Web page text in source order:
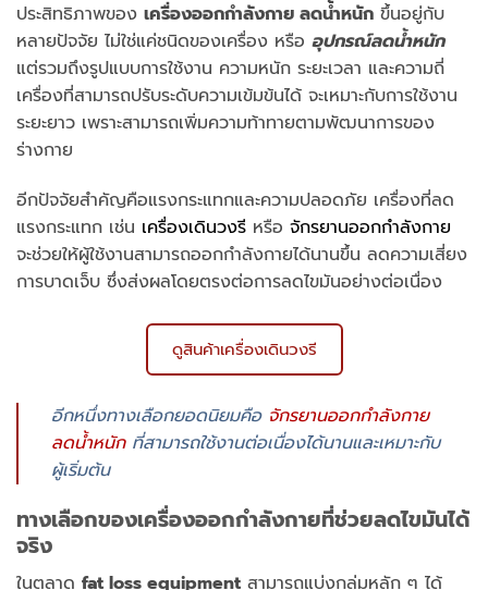
ประสิทธิภาพของ เครื่องออกกำลังกาย ลดน้ำหนัก ขึ้นอยู่กับ
หลายปัจจัย ไม่ใช่แค่ชนิดของเครื่อง หรือ อุปกรณ์ลดน้ำหนัก
แต่รวมถึงรูปแบบการใช้งาน ความหนัก ระยะเวลา และความถี่
เครื่องที่สามารถปรับระดับความเข้มข้นได้ จะเหมาะกับการใช้งาน
ระยะยาว เพราะสามารถเพิ่มความท้าทายตามพัฒนาการของ
ร่างกาย
อีกปัจจัยสำคัญคือแรงกระแทกและความปลอดภัย เครื่องที่ลด
แรงกระแทก เช่น เครื่องเดินวงรี หรือ จักรยานออกกำลังกาย
จะช่วยให้ผู้ใช้งานสามารถออกกำลังกายได้นานขึ้น ลดความเสี่ยง
การบาดเจ็บ ซึ่งส่งผลโดยตรงต่อการลดไขมันอย่างต่อเนื่อง
ดูสินค้าเครื่องเดินวงรี
อีกหนึ่งทางเลือกยอดนิยมคือ จักรยานออกกำลังกาย
ลดน้ำหนักที่สามารถใช้งานต่อเนื่องได้นานและเหมาะกับ
ผู้เริ่มต้น
ทางเลือกของเครื่องออกกำลังกายที่ช่วยลดไขมันได้
จริง
ในตลาด fat loss equipment สามารถแบ่งกลุ่มหลัก ๆ ได้